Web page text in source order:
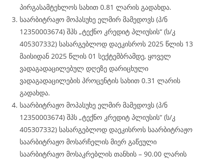
პირგასამტეხლოს სახით 0.81 ლარის გადახდა.
საარბიტრაჟო მოპასუხე ელმირ მამედოვს (პ/ნ
12350003674) შპს „ტექნო კრედიტ პლიუსის“ (ს/კ
405307332) სასარგებლოდ დაეკისროს 2025 წლის 13
მაისიდან 2025 წლის 01 სექტემბრამდე, ყოველ
ვადაგადაცილებულ დღეზე დარიცხული
ვადაგადაცილების პროცენტის სახით 0.31 ლარის
გადახდა.
საარბიტრაჟო მოპასუხე ელმირ მამედოვს (პ/ნ
12350003674) შპს „ტექნო კრედიტ პლიუსის“ (ს/კ
405307332) სასარგებლოდ დაეკისროს საარბიტრაჟო
საარბიტრაჟო მოსარჩელის მიერ გაწეული
საარბიტრაჟო მოსაკრებლის თანხის – 90.00 ლარის